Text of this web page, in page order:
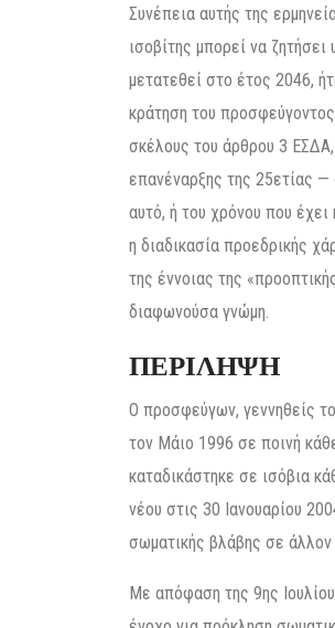
Συνέπεια αυτής της
ισοβίτης μπορεί να
μετατεθεί στο έτος 2046,
κράτηση του
σκέλους του άρθρου 3 ΕΣΔΑ,
επανέναρξης της 25ετίας —
αυτό, ή του χρόνου που έχει
η διαδικασία προεδρικής
της έννοιας της
διαφωνούσα γνώμη.
ΠΕΡΙΛΗΨΗ
Ο προσφεύγων, γεννηθείς
τον Μάιο 1996 σε ποινή
καταδικάστηκε σε ισόβια
νέου στις 30 Ιανουαρίου
σωματικής βλάβης σε
Με απόφαση της 9ης